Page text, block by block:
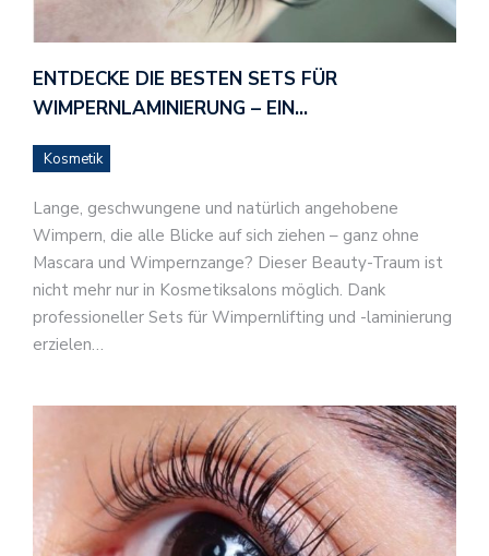
ENTDECKE DIE BESTEN SETS FÜR
WIMPERNLAMINIERUNG – EIN…
Kosmetik
Lange, geschwungene und natürlich angehobene
Wimpern, die alle Blicke auf sich ziehen – ganz ohne
Mascara und Wimpernzange? Dieser Beauty-Traum ist
nicht mehr nur in Kosmetiksalons möglich. Dank
professioneller Sets für Wimpernlifting und -laminierung
erzielen…